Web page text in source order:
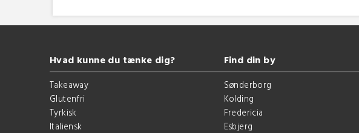
Hvad kunne du tænke dig?
Takeaway
Glutenfri
Tyrkisk
Italiensk
Find din by
Sønderborg
Kolding
Fredericia
Esbjerg